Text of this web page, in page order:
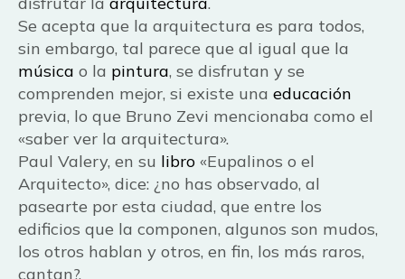
Se acepta que la arquitectura es para todos,
sin embargo, tal parece que al igual que la
música o la pintura, se disfrutan y se
comprenden mejor, si existe una educación
previa, lo que Bruno Zevi mencionaba como el
«saber ver la arquitectura».
Paul Valery, en su libro «Eupalinos o el
Arquitecto», dice: ¿no has observado, al
pasearte por esta ciudad, que entre los
edificios que la componen, algunos son mudos,
los otros hablan y otros, en fin, los más raros,
cantan?.